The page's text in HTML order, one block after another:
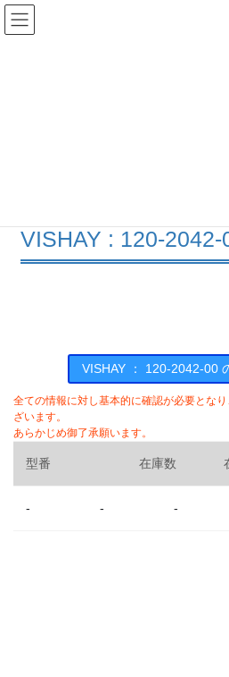
コ
ン
ナ
ビ
VISHAY : 120-2042-
VISHAY ： 120-2042-00
全ての情報に対し基本的に確認が必要とな
ざいます。
あらかじめ御了承願います。
型番 在庫数
- - -